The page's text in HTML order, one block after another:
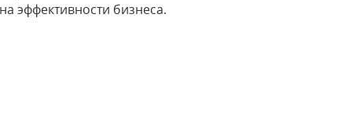
эффективности бизнеса.